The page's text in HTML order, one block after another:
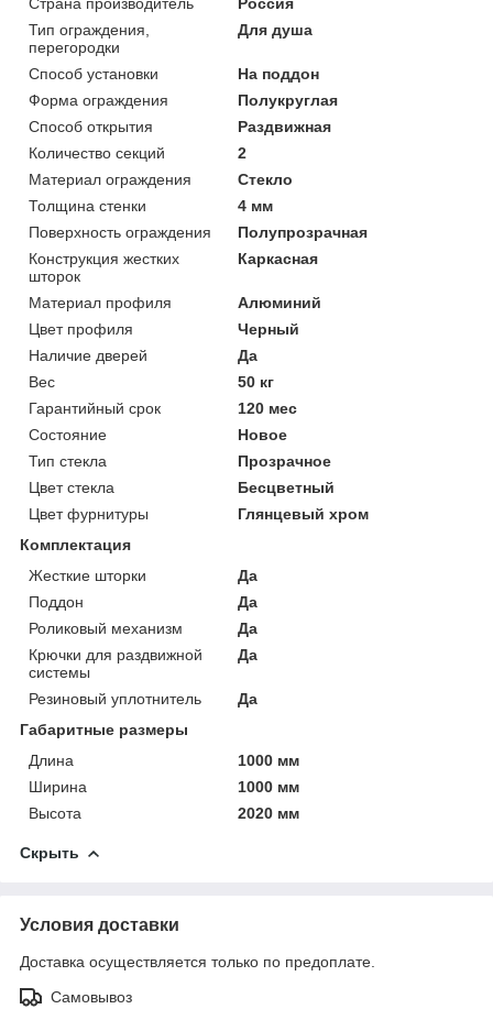
Тип ограждения,
перегородки
Для душа
Способ установки
На поддон
Форма ограждения
Полукруглая
Способ открытия
Раздвижная
Количество секций
2
Материал ограждения
Стекло
Толщина стенки
4 мм
Поверхность ограждения
Полупрозрачная
Конструкция жестких
шторок
Каркасная
Материал профиля
Алюминий
Цвет профиля
Черный
Наличие дверей
Да
Вес
50 кг
Гарантийный срок
120 мес
Состояние
Новое
Тип стекла
Прозрачное
Цвет стекла
Бесцветный
Цвет фурнитуры
Глянцевый хром
Комплектация
Жесткие шторки
Да
Поддон
Да
Роликовый механизм
Да
Крючки для раздвижной
системы
Да
Резиновый уплотнитель
Да
Габаритные размеры
Длина
1000 мм
Ширина
1000 мм
Высота
2020 мм
Скрыть
Условия доставки
Доставка осуществляется только по предоплате.
Самовывоз